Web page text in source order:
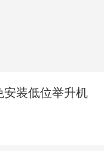
装低位举升机